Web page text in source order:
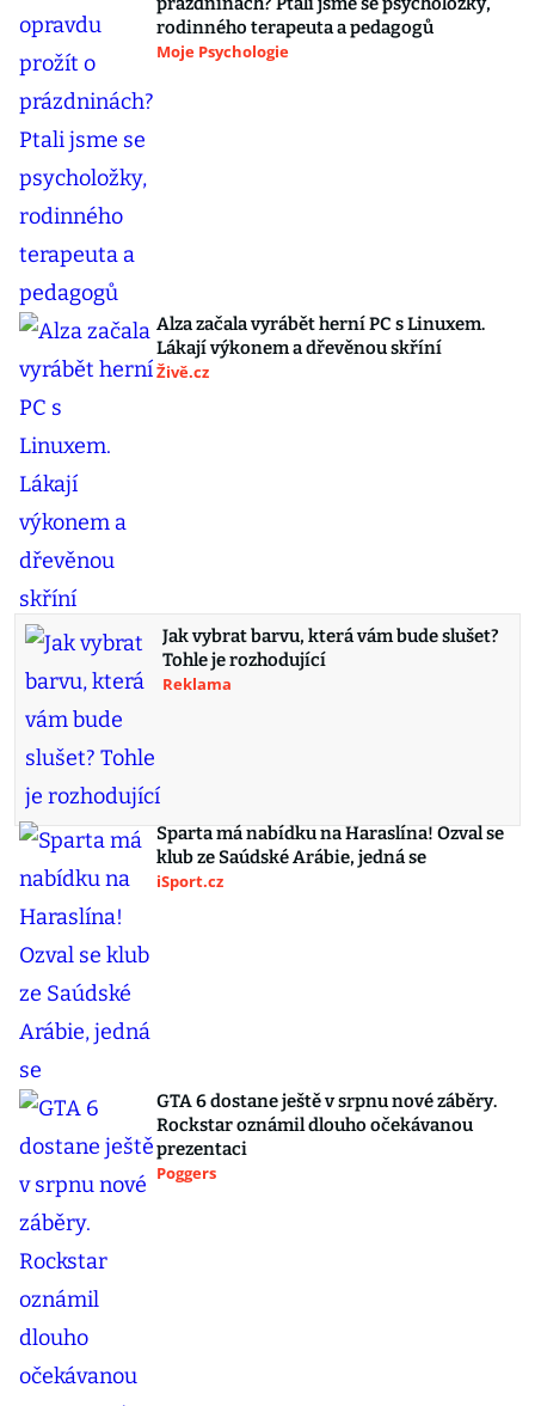
rodinného terapeuta a pedagogů
Moje Psychologie
Alza začala vyrábět herní PC s Linuxem.
Lákají výkonem a dřevěnou skříní
Živě.cz
Jak vybrat barvu, která vám bude slušet?
Tohle je rozhodující
Reklama
Sparta má nabídku na Haraslína! Ozval se
klub ze Saúdské Arábie, jedná se
iSport.cz
GTA 6 dostane ještě v srpnu nové záběry.
Rockstar oznámil dlouho očekávanou
prezentaci
Poggers